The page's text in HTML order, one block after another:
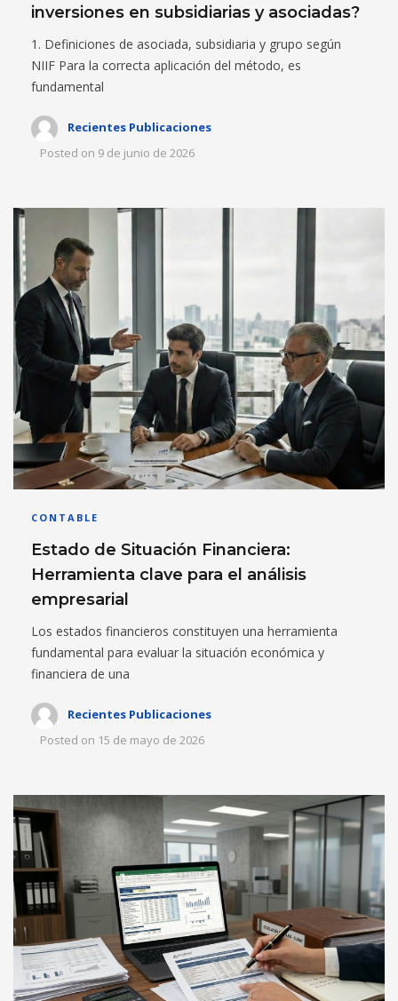
inversiones en subsidiarias y asociadas?
1. Definiciones de asociada, subsidiaria y grupo según
NIIF Para la correcta aplicación del método, es
fundamental
Recientes Publicaciones
Posted on 9 de junio de 2026
CONTABLE
Estado de Situación Financiera:
Herramienta clave para el análisis
empresarial
Los estados financieros constituyen una herramienta
fundamental para evaluar la situación económica y
financiera de una
Recientes Publicaciones
Posted on 15 de mayo de 2026